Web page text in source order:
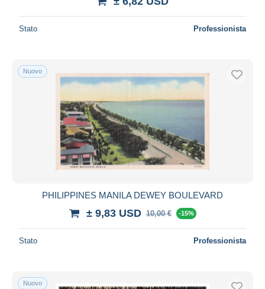
Stato Professionista
Nuovo
PHILIPPINES MANILA DEWEY BOULEVARD
± 9,83 USD 10,00 € -15%
Stato Professionista
Nuovo